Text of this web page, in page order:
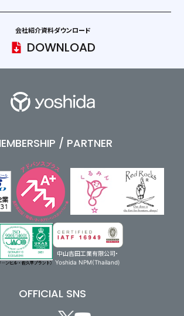
会社紹介資料ダウンロード
DOWNLOAD
/ PARTNER
中山吉田工業有限公司・
Yoshida NPM(Thailand)
OFFICIAL SNS